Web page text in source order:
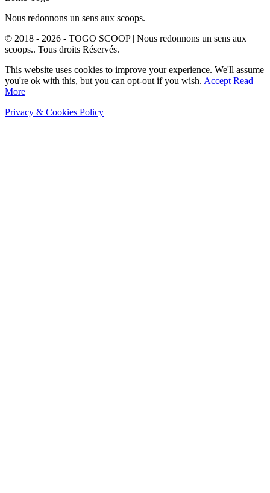
Nous redonnons un sens aux scoops.
© 2018 - 2026 - TOGO SCOOP | Nous redonnons un sens aux
scoops.. Tous droits Réservés.
This website uses cookies to improve your experience. We'll assume
you're ok with this, but you can opt-out if you wish. Accept Read
More
Privacy & Cookies Policy